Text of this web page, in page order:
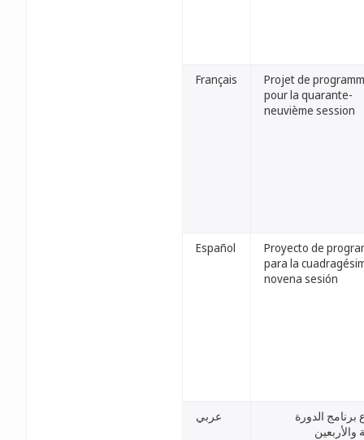
Français
Projet de
pour la quarante-
neuvième session
Español
Proyecto de
para la
novena sesión
عربي
الدورة
والأربعين